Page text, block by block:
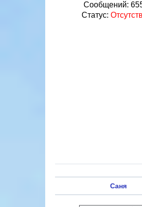
Сообщений:
Статус:
Саня